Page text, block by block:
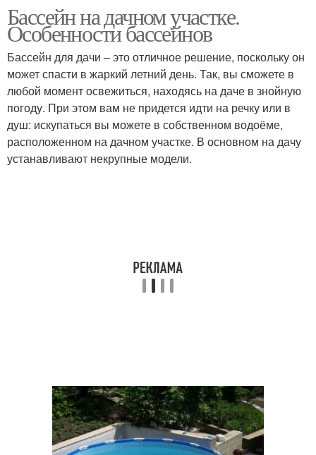
Бассейн на дачном участке.
Особенности бассейнов
Бассейн для дачи – это отличное решение, поскольку он
может спасти в жаркий летний день. Так, вы сможете в
любой момент освежиться, находясь на даче в знойную
погоду. При этом вам не придется идти на речку или в
душ: искупаться вы можете в собственном водоёме,
расположенном на дачном участке. В основном на дачу
устанавливают некрупные модели.